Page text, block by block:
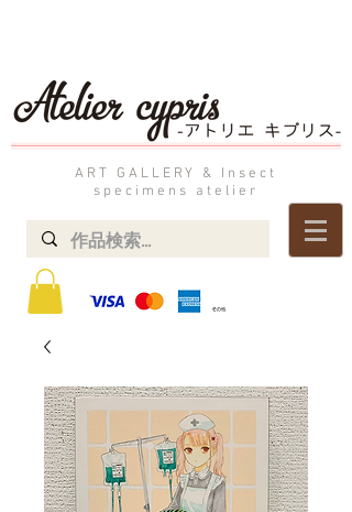
ART GALLERY & Insect
specimens atelier